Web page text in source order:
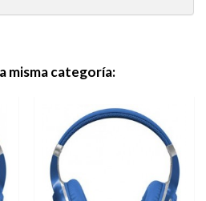
misma categoría: